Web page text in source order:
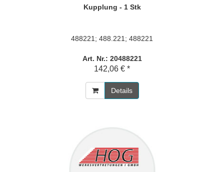
Kupplung - 1 Stk
488221; 488.221; 488221
Art. Nr.: 20488221
142,06 € *
Details